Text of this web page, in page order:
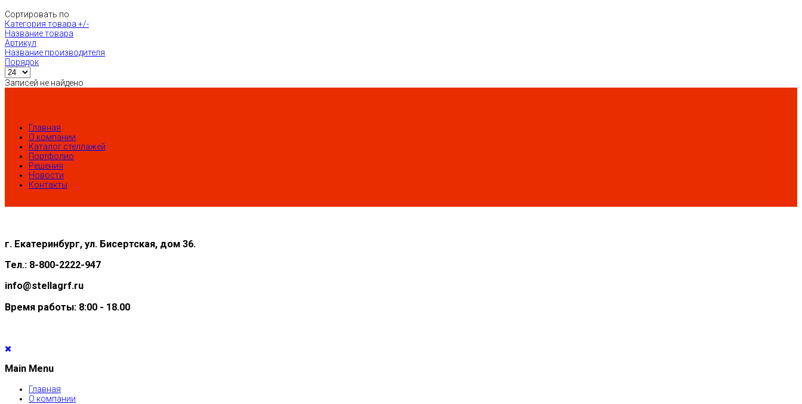
Сортировать по
Категория товара +/-
Название товара
Артикул
Название производителя
Порядок
Записей не найдено
Главная
О компании
Каталог стеллажей
Портфолио
Решения
Новости
Контакты
г. Екатеринбург, ул. Бисертская, дом 36.
Тел.: 8-800-2222-947
info@stellagrf.ru
Время работы: 8:00 - 18.00
Main Menu
Главная
О компании